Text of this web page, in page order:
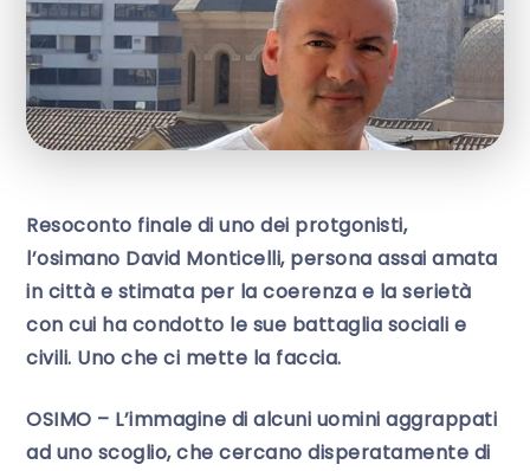
Resoconto finale di uno dei protgonisti,
l’osimano David Monticelli, persona assai amata
in città e stimata per la coerenza e la serietà
con cui ha condotto le sue battaglia sociali e
civili. Uno che ci mette la faccia.
OSIMO – L’immagine di alcuni uomini aggrappati
ad uno scoglio, che cercano disperatamente di